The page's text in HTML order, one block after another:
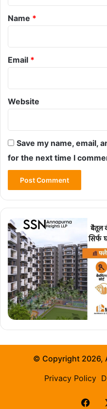
*
Name *
Email *
Website
Save my name, email,
for the next time I
© Copyright 2026,
Privacy Policy